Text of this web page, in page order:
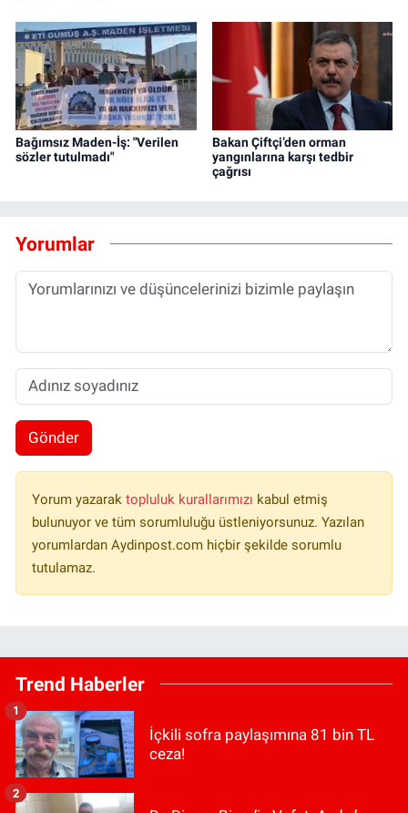
Bağımsız Maden-İş: "Verilen
sözler tutulmadı"
Bakan Çiftçi’den orman
yangınlarına karşı tedbir
çağrısı
Yorumlar
Gönder
Yorum yazarak topluluk kurallarımızı kabul etmiş
bulunuyor ve tüm sorumluluğu üstleniyorsunuz. Yazılan
yorumlardan Aydinpost.com hiçbir şekilde sorumlu
tutulamaz.
Trend Haberler
İçkili sofra paylaşımına 81 bin TL
ceza!
1
2